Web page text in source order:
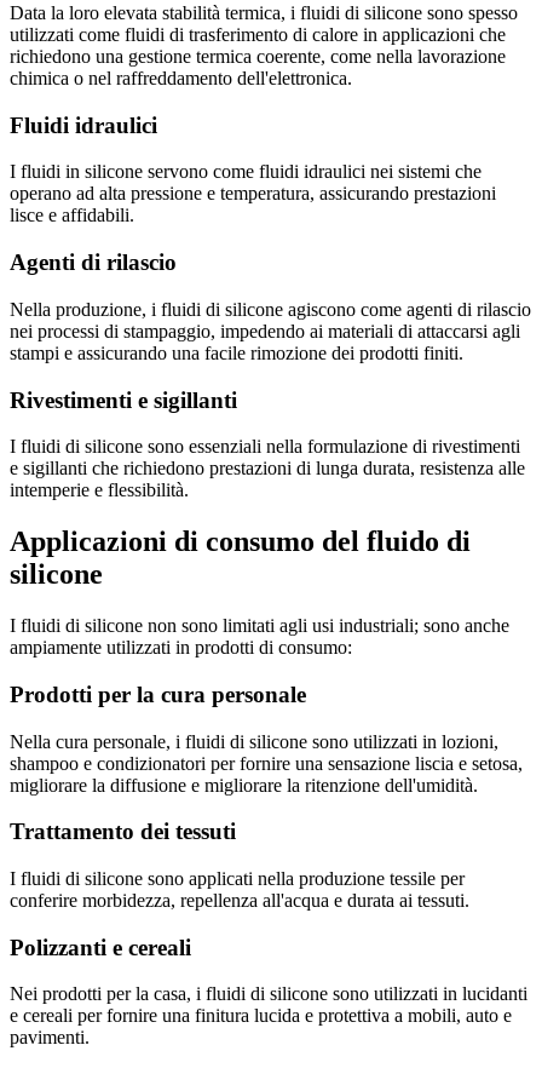
Data la loro elevata stabilità termica, i fluidi di silicone sono spesso
utilizzati come fluidi di trasferimento di calore in applicazioni che
richiedono una gestione termica coerente, come nella lavorazione
chimica o nel raffreddamento dell'elettronica.
Fluidi idraulici
I fluidi in silicone servono come fluidi idraulici nei sistemi che
operano ad alta pressione e temperatura, assicurando prestazioni
lisce e affidabili.
Agenti di rilascio
Nella produzione, i fluidi di silicone agiscono come agenti di rilascio
nei processi di stampaggio, impedendo ai materiali di attaccarsi agli
stampi e assicurando una facile rimozione dei prodotti finiti.
Rivestimenti e sigillanti
I fluidi di silicone sono essenziali nella formulazione di rivestimenti
e sigillanti che richiedono prestazioni di lunga durata, resistenza alle
intemperie e flessibilità.
Applicazioni di consumo del fluido di
silicone
I fluidi di silicone non sono limitati agli usi industriali; sono anche
ampiamente utilizzati in prodotti di consumo:
Prodotti per la cura personale
Nella cura personale, i fluidi di silicone sono utilizzati in lozioni,
shampoo e condizionatori per fornire una sensazione liscia e setosa,
migliorare la diffusione e migliorare la ritenzione dell'umidità.
Trattamento dei tessuti
I fluidi di silicone sono applicati nella produzione tessile per
conferire morbidezza, repellenza all'acqua e durata ai tessuti.
Polizzanti e cereali
Nei prodotti per la casa, i fluidi di silicone sono utilizzati in lucidanti
e cereali per fornire una finitura lucida e protettiva a mobili, auto e
pavimenti.